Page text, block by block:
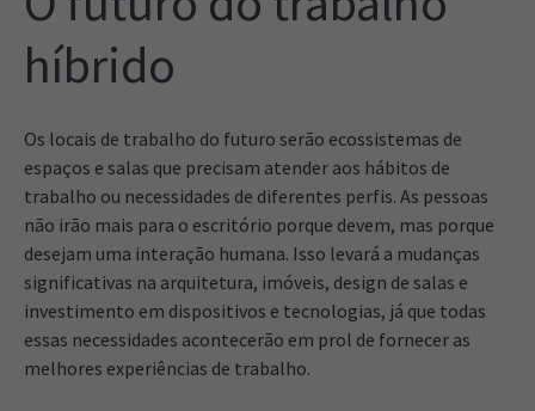
híbrido
Os locais de trabalho do futuro serão ecossistemas de
espaços e salas que precisam atender aos hábitos de
trabalho ou necessidades de diferentes perfis. As pessoas
não irão mais para o escritório porque devem, mas porque
desejam uma interação humana. Isso levará a mudanças
significativas na arquitetura, imóveis, design de salas e
investimento em dispositivos e tecnologias, já que todas
essas necessidades acontecerão em prol de fornecer as
melhores experiências de trabalho.